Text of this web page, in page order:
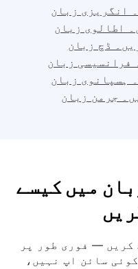
زبان ورژن
انگریزی زبان
اطالوی زبان
ڈچ زبان
فرانسیسی زبان
میں کیسے